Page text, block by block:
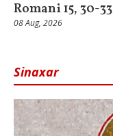
Romani 15, 30-33
08 Aug, 2026
Sinaxar